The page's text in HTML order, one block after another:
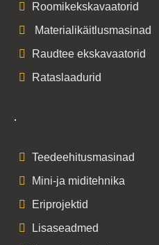
Roomikekskavaatorid
Materialikäitlusmasinad
Raudtee ekskavaatorid
Rataslaadurid
.
Teedeehitusmasinad
Mini-ja miditehnika
Eriprojektid
Lisaseadmed